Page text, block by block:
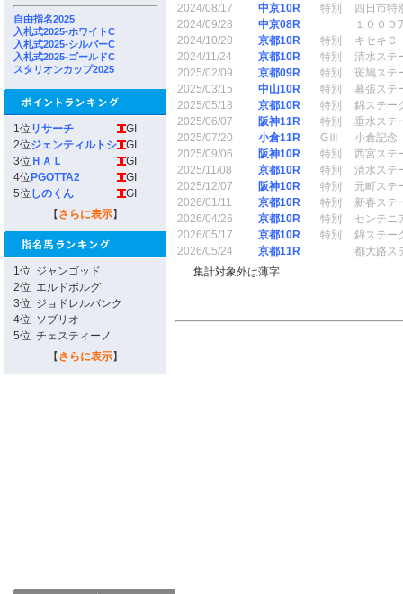
自由指名2025
入札式2025-ホワイトC
入札式2025-シルバーC
入札式2025-ゴールドC
スタリオンカップ2025
1位 リサーチ
GI
2位ジェンティルトシ
GI
3位 ＨＡＬ
GI
4位 PGOTTA2
GI
5位 しのくん
GI
【 さらに表示】
1位 ジャンゴッド
2位 エルドボルグ
3位 ジョドレルバンク
4位 ソブリオ
5位 チェスティーノ
【 さらに表示】
2024/08/17
中京10R 特別
四日市特
2024/09/28
中京08R
１０００
2024/10/20
京都10R 特別
キセキＣ
2024/11/24
京都10R 特別
清水ステ
2025/02/09
京都09R 特別
斑鳩ステ
2025/03/15
中山10R 特別
幕張ステ
2025/05/18
京都10R 特別
錦ステー
2025/06/07
阪神11R 特別
垂水ステ
2025/07/20
小倉11R GⅢ
小倉記念
2025/09/06
阪神10R 特別
西宮ステ
2025/11/08
京都10R 特別
清水ステ
2025/12/07
阪神10R 特別
元町ステ
2026/01/11
京都10R 特別
新春ステ
2026/04/26
京都10R 特別
センテニ
2026/05/17
京都10R 特別
錦ステー
2026/05/24
京都11R
都大路ス
集計対象外は薄字